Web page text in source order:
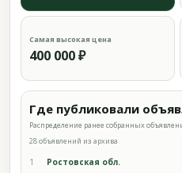
Самая высокая цена
400 000 ₽
Где публиковали
Распределение ранее собранных
28 объявлений из архива
1 Ростовская обл.